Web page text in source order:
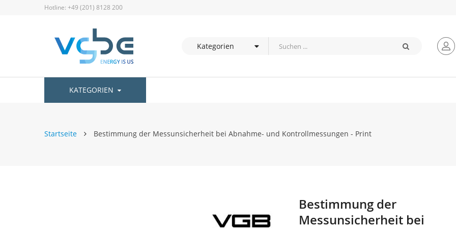
Hotline: +49 (201) 8128 200
KATEGORIEN
Startseite Bestimmung der Messunsicherheit bei Abnahme- und Kontrollmessungen - Print
AnfangBestimmung der
Messunsicherheit bei